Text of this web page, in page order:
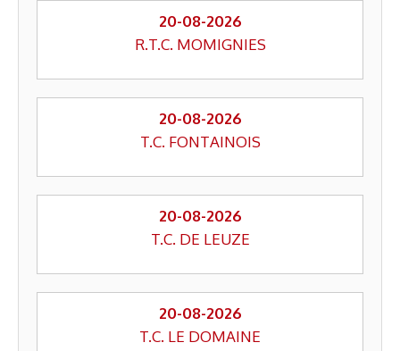
20-08-2026
R.T.C. MOMIGNIES
20-08-2026
T.C. FONTAINOIS
20-08-2026
T.C. DE LEUZE
20-08-2026
T.C. LE DOMAINE